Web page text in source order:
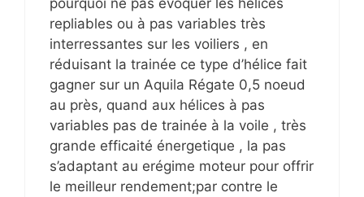
repliables ou à pas variables très
interressantes sur les voiliers , en
réduisant la trainée ce type d’hélice fait
gagner sur un Aquila Régate 0,5 noeud
au près, quand aux hélices à pas
variables pas de trainée à la voile , très
grande efficaité énergetique , la pas
s’adaptant au erégime moteur pour offrir
le meilleur rendement;par contre le